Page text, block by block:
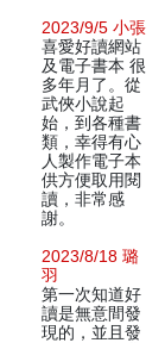
2023/9/5 小張
喜愛好讀網站
及電子書本 很
多年月了。從
武俠小說起
始，到各種書
類，幸得有心
人製作電子本
供方便取用閱
讀，非常感
謝。
2023/8/18 璐
羽
第一次知道好
讀是無意間發
現的，並且發